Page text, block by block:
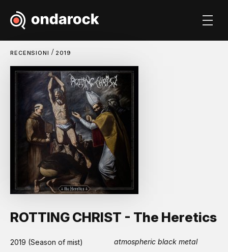
RECENSIONI / 2019
ROTTING CHRIST - The Heretics
2019 (Season of mist) atmospheric black metal